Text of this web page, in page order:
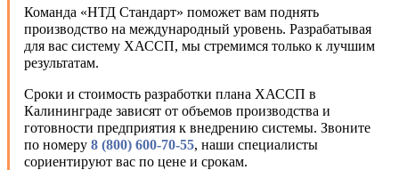
Команда «НТД Стандарт» поможет вам поднять
производство на международный уровень. Разрабатывая
для вас систему ХАССП, мы стремимся только к лучшим
результатам.
Сроки и стоимость разработки плана ХАССП в
Калининграде зависят от объемов производства и
готовности предприятия к внедрению системы. Звоните
по номеру 8 (800) 600-70-55, наши специалисты
сориентируют вас по цене и срокам.